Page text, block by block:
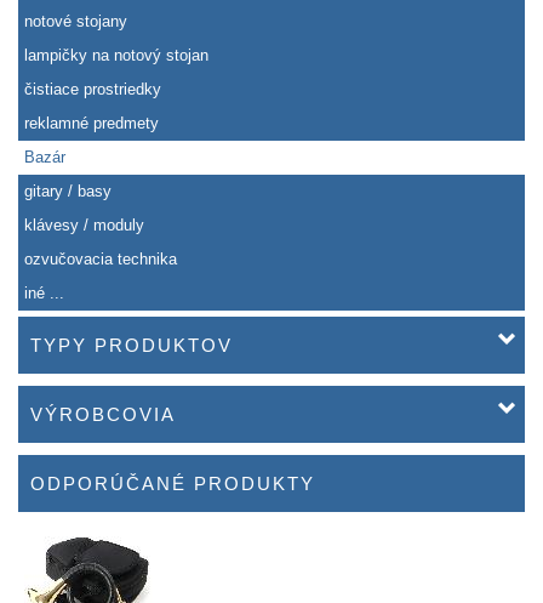
notové stojany
lampičky na notový stojan
čistiace prostriedky
reklamné predmety
Bazár
gitary / basy
klávesy / moduly
ozvučovacia technika
iné ...
TYPY PRODUKTOV
VÝROBCOVIA
ODPORÚČANÉ PRODUKTY